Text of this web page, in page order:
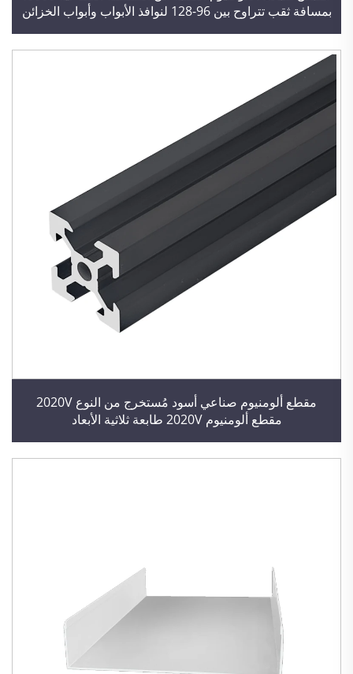
بمسافة ثقب تتراوح بين 96-128 لنوافذ الأبواب وأبواب الخزائن
مقطع ألومنيوم صناعي أسود مُستخرج من النوع 2020V
مقطع ألومنيوم 2020V طابعة ثلاثية الأبعاد